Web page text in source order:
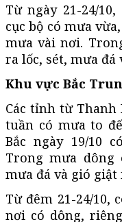
Từ ngày 21-24/
cục bộ có mưa
mưa vài nơi.
ra lốc, sét, mưa đá
Khu vực Bắc
Các tỉnh từ Thanh
tuần có mưa to
Bắc ngày 19/10
Trong mưa dông
mưa đá và gió giật
Từ đêm 21-24/10,
nơi có dông,